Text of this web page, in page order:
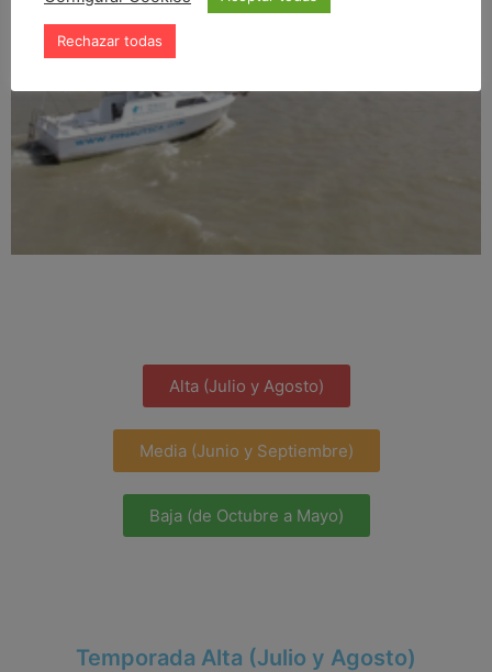
Alta (Julio y Agosto)
Media (Junio y Septiembre)
Baja (de Octubre a Mayo)
Temporada Alta (Julio y Agosto)
Rechazar todas